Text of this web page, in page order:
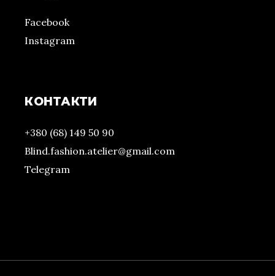
Facebook
Instagram
КОНТАКТИ
+380 (68) 149 50 90
Blind.fashion.atelier@gmail.com
Telegram